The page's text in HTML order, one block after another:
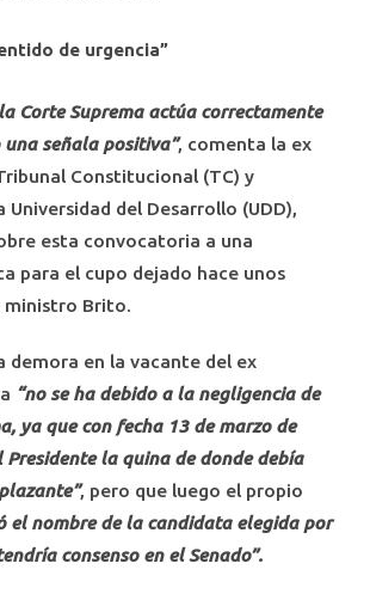
de urgencia”
Corte Suprema actúa correctamente
señala positiva”, comenta la ex
Constitucional (TC) y
Universidad del Desarrollo (UDD),
esta convocatoria a una
para el cupo dejado hace unos
ministro Brito.
demora en la vacante del ex
“no se ha debido a la negligencia de
ya que con fecha 13 de marzo de
Presidente la quina de donde debía
, pero que luego el propio
el nombre de la candidata elegida por
consenso en el Senado”.